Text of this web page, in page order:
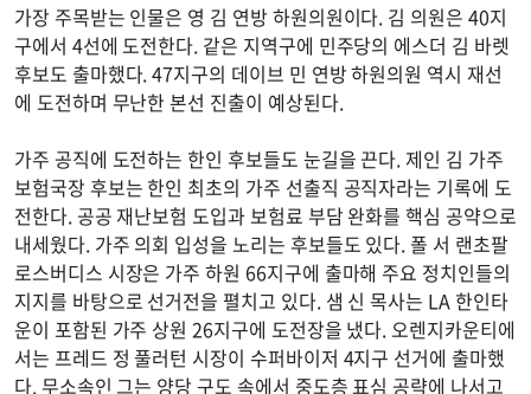
가장 주목받는 인물은 영 김 연방 하원의원이다. 김 의원은 40지
구에서 4선에 도전한다. 같은 지역구에 민주당의 에스더 김 바렛
후보도 출마했다. 47지구의 데이브 민 연방 하원의원 역시 재선
에 도전하며 무난한 본선 진출이 예상된다.
가주 공직에 도전하는 한인 후보들도 눈길을 끈다. 제인 김 가주
보험국장 후보는 한인 최초의 가주 선출직 공직자라는 기록에 도
전한다. 공공 재난보험 도입과 보험료 부담 완화를 핵심 공약으로
내세웠다. 가주 의회 입성을 노리는 후보들도 있다. 폴 서 랜초팔
로스버디스 시장은 가주 하원 66지구에 출마해 주요 정치인들의
지지를 바탕으로 선거전을 펼치고 있다. 샘 신 목사는 LA 한인타
운이 포함된 가주 상원 26지구에 도전장을 냈다. 오렌지카운티에
서는 프레드 정 풀러턴 시장이 수퍼바이저 4지구 선거에 출마했
다. 무소속인 그는 양당 구도 속에서 중도층 표심 공략에 나서고